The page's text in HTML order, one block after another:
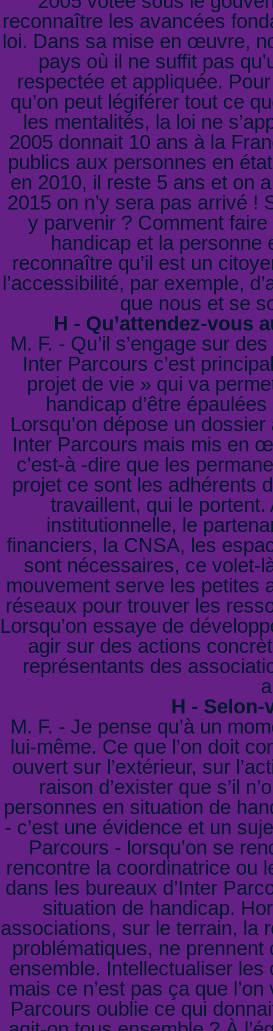
reconnaître les avancées
loi. Dans sa mise en œuvre,
pays où il ne suffit pas
respectée et appliquée.
qu’on peut légiférer tout ce
les mentalités, la loi ne
2005 donnait 10 ans à la
publics aux personnes en
en 2010, il reste 5 ans et on
2015 on n’y sera pas arrivé !
y parvenir ? Comment
handicap et la personne
reconnaître qu’il est un
l’accessibilité, par exemple,
que nous et se
H - Qu’attendez-vous
M. F. - Qu’il s’engage sur
Inter Parcours c’est
projet de vie » qui va
handicap d’être
Lorsqu’on dépose un
Inter Parcours mais mis en
c’est-à -dire que les
projet ce sont les adhérents
travaillent, qui le
institutionnelle, le
financiers, la CNSA, les
sont nécessaires, ce volet-
mouvement serve les petites
réseaux pour trouver les
Lorsqu’on essaye de
agir sur des actions
représentants des
H -
M. F. - Je pense qu’à un
lui-même. Ce que l’on doit
ouvert sur l’extérieur, sur
raison d’exister que s’il
personnes en situation de
- c’est une évidence et un
Parcours - lorsqu’on se
rencontre la coordinatrice ou
dans les bureaux d’Inter
situation de handicap.
associations, sur le terrain, la
problématiques, ne
ensemble. Intellectualiser
mais ce n’est pas ça que
Parcours oublie ce qui